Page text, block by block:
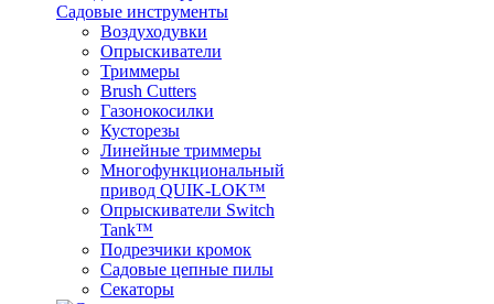
Садовые инструменты
Воздуходувки
Опрыскиватели
Триммеры
Brush Cutters
Газонокосилки
Кусторезы
Линейные триммеры
Многофункциональный
привод QUIK-LOK™
Опрыскиватели Switch
Tank™
Подрезчики кромок
Садовые цепные пилы
Секаторы